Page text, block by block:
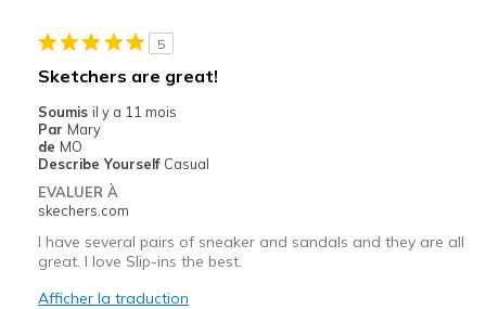
5
Sketchers are great!
Soumis il y a 11 mois
Par Mary
de MO
Describe Yourself Casual
EVALUER À
skechers.com
I have several pairs of sneaker and sandals and they are all
great. I love Slip-ins the best.
Afficher la traduction